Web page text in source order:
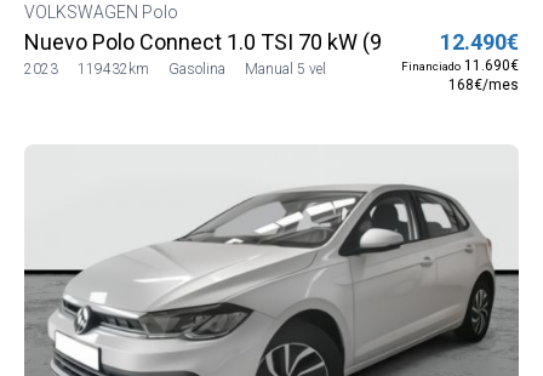
VOLKSWAGEN Polo
Nuevo Polo Connect 1.0 TSI 70 kW (95 CV) SG5
2023 119432km Gasolina Manual 5 vel
12.490€
Financiado 11.690€
168€/mes